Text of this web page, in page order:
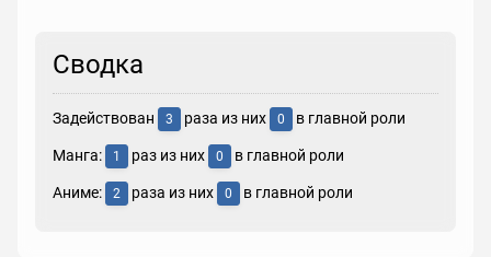
Сводка
Задействован 3 раза из них 0 в главной роли
Манга: 1 раз из них 0 в главной роли
Аниме: 2 раза из них 0 в главной роли